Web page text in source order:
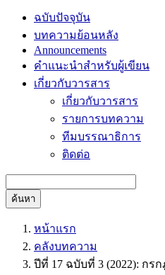
ฉบับปัจจุบัน
บทความย้อนหลัง
Announcements
คำแนะนำสำหรับผู้เขียน
เกี่ยวกับวารสาร
เกี่ยวกับวารสาร
รายการบทความ
ทีมบรรณาธิการ
ติดต่อ
ค้นหา
หน้าแรก
คลังบทความ
ปีที่ 17 ฉบับที่ 3 (2022): กร